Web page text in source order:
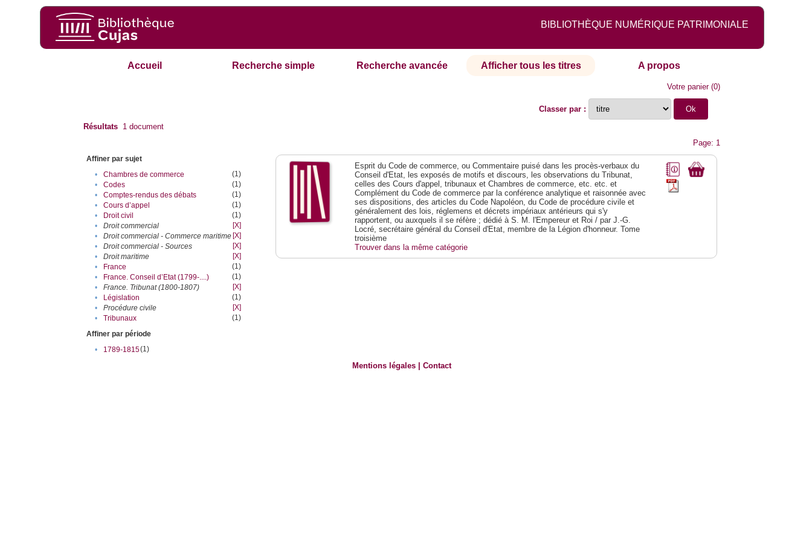
BIBLIOTHÈQUE NUMÉRIQUE PATRIMONIALE
Accueil Recherche simple Recherche avancée Afficher tous les titres A propos
Votre panier(0)
Classer par :
Résultats 1 document
Page: 1
Affiner par sujet
•
Chambres de commerce
(1)
•
Codes
(1)
•
Comptes-rendus des débats
(1)
•
Cours d’appel
(1)
•
Droit civil
(1)
•
Droit commercial
[X]
•
Droit commercial - Commerce maritime [X]
•
Droit commercial - Sources
[X]
•
Droit maritime
[X]
•
France
(1)
•
France. Conseil d’Etat (1799-....)
(1)
•
France. Tribunat (1800-1807)
[X]
•
Législation
(1)
•
Procédure civile
[X]
•
Tribunaux
(1)
Affiner par période
•
1789-1815(1)
Esprit du Code de commerce, ou Commentaire puisé dans les procès-verbaux du
Conseil d'Etat, les exposés de motifs et discours, les observations du Tribunat,
celles des Cours d'appel, tribunaux et Chambres de commerce, etc. etc. et
Complément du Code de commerce par la conférence analytique et raisonnée avec
ses dispositions, des articles du Code Napoléon, du Code de procédure civile et
généralement des lois, réglemens et décrets impériaux antérieurs qui s'y
rapportent, ou auxquels il se réfère ; dédié à S. M. l'Empereur et Roi / par J.-G.
Locré, secrétaire général du Conseil d'Etat, membre de la Légion d'honneur. Tome
troisième
Trouver dans la même catégorie
Mentions légales |Contact